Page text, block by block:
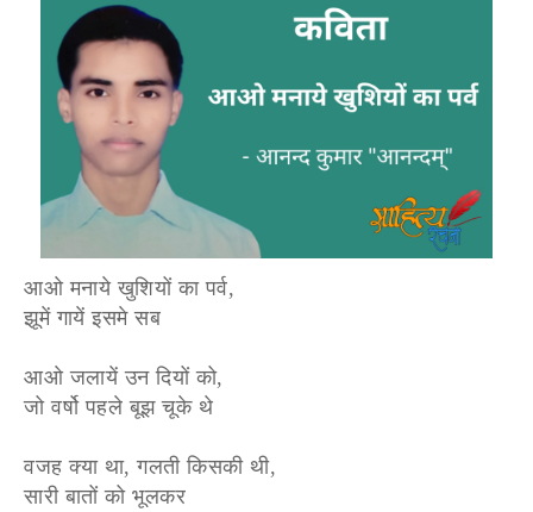
आओ मनाये खुशियों का पर्व,
झूमें गायें इसमे सब
आओ जलायें उन दियों को,
जो वर्षो पहले बूझ चूके थे
वजह क्या था, गलती किसकी थी,
सारी बातों को भूलकर